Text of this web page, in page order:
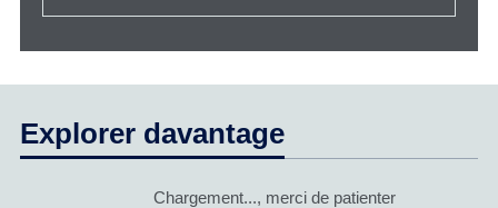
Explorer davantage
Chargement..., merci de patienter